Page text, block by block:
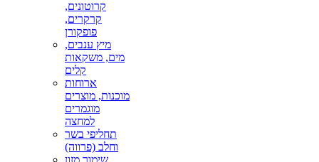
קרוטונים,
קרקרים,
פופקורן
מיץ ענבים,
מים, משקאות
קלים
ארוחות
מוכנות, מוצרים
מוגמרים
למחצה
תחליפי בשר
וחלב (פרווה)
שימור מזון